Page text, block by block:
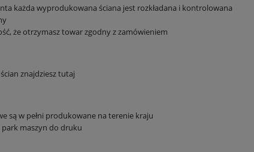
każda wyprodukowana ściana jest rozkładana i kontrolowana
że otrzymasz towar zgodny z zamówieniem
znajdziesztutaj
są w pełni produkowane na terenie kraju
maszyn do druku